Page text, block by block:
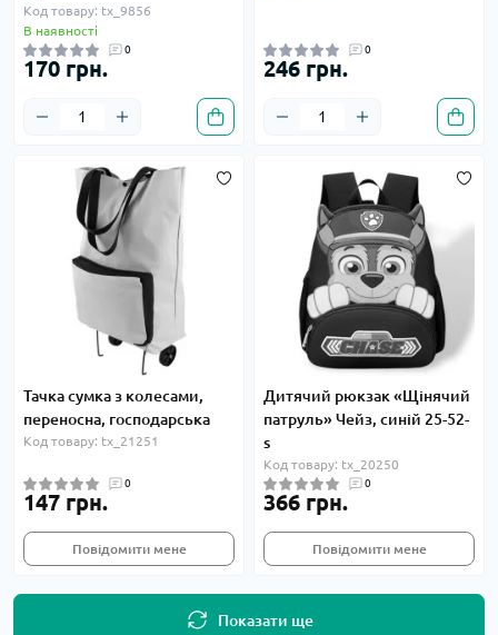
Код товару: tx_9856
В наявності
0
170 грн.
0
246 грн.
Тачка сумка з колесами,
переносна, господарська
Код товару: tx_21251
0
147 грн.
Повідомити мене
Дитячий рюкзак «Щінячий
патруль» Чейз, синій 25-52-
s
Код товару: tx_20250
0
366 грн.
Повідомити мене
Показати ще